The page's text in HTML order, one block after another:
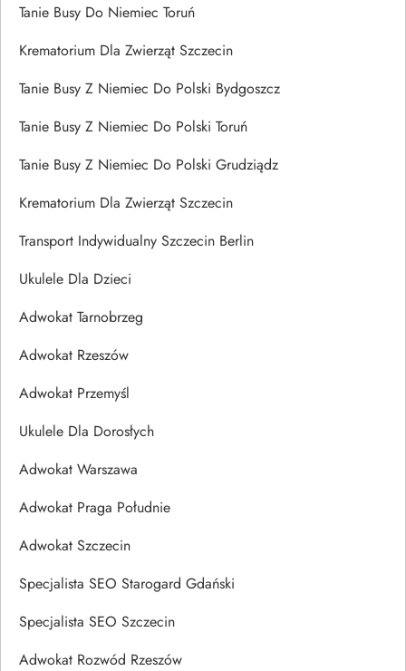
Tanie Busy Do Niemiec Toruń
Krematorium Dla Zwierząt Szczecin
Tanie Busy Z Niemiec Do Polski Bydgoszcz
Tanie Busy Z Niemiec Do Polski Toruń
Tanie Busy Z Niemiec Do Polski Grudziądz
Krematorium Dla Zwierząt Szczecin
Transport Indywidualny Szczecin Berlin
Ukulele Dla Dzieci
Adwokat Tarnobrzeg
Adwokat Rzeszów
Adwokat Przemyśl
Ukulele Dla Dorosłych
Adwokat Warszawa
Adwokat Praga Południe
Adwokat Szczecin
Specjalista SEO Starogard Gdański
Specjalista SEO Szczecin
Adwokat Rozwód Rzeszów